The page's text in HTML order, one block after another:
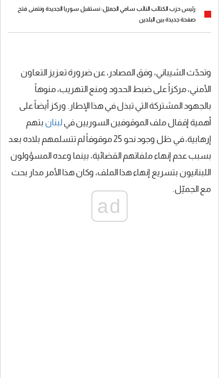
رئيس حزب الكتائب النائب سامي الجميّل: نستقبل سوريا الجديدة ونتمنى فتح
صفحة جديدة بين البلدين
وتحدّث الشيباني، وفق المصادر، عن ضرورة تعزيز التعاون
الأمني، مركزاً على ضبط الحدود ومنع التهريب، منوهاً
بالجهود المشتركة التي تبذل في هذا الإطار. وركز أيضاً على
أهمية إقفال ملف الموقوفين السوريين في لبنان بتهم
إرهابية، في ظل وجود نحو 25 موقوفاً لم تتسلمهم بلاده بعد
بسبب عدم إنهاء ملفاتهم القضائية، بينما وعده المسؤولون
اللبنانيون بتسريع إنهاء هذا الملف، وكان هذا الأمر مدار بحث
مع الجميّل.
ad